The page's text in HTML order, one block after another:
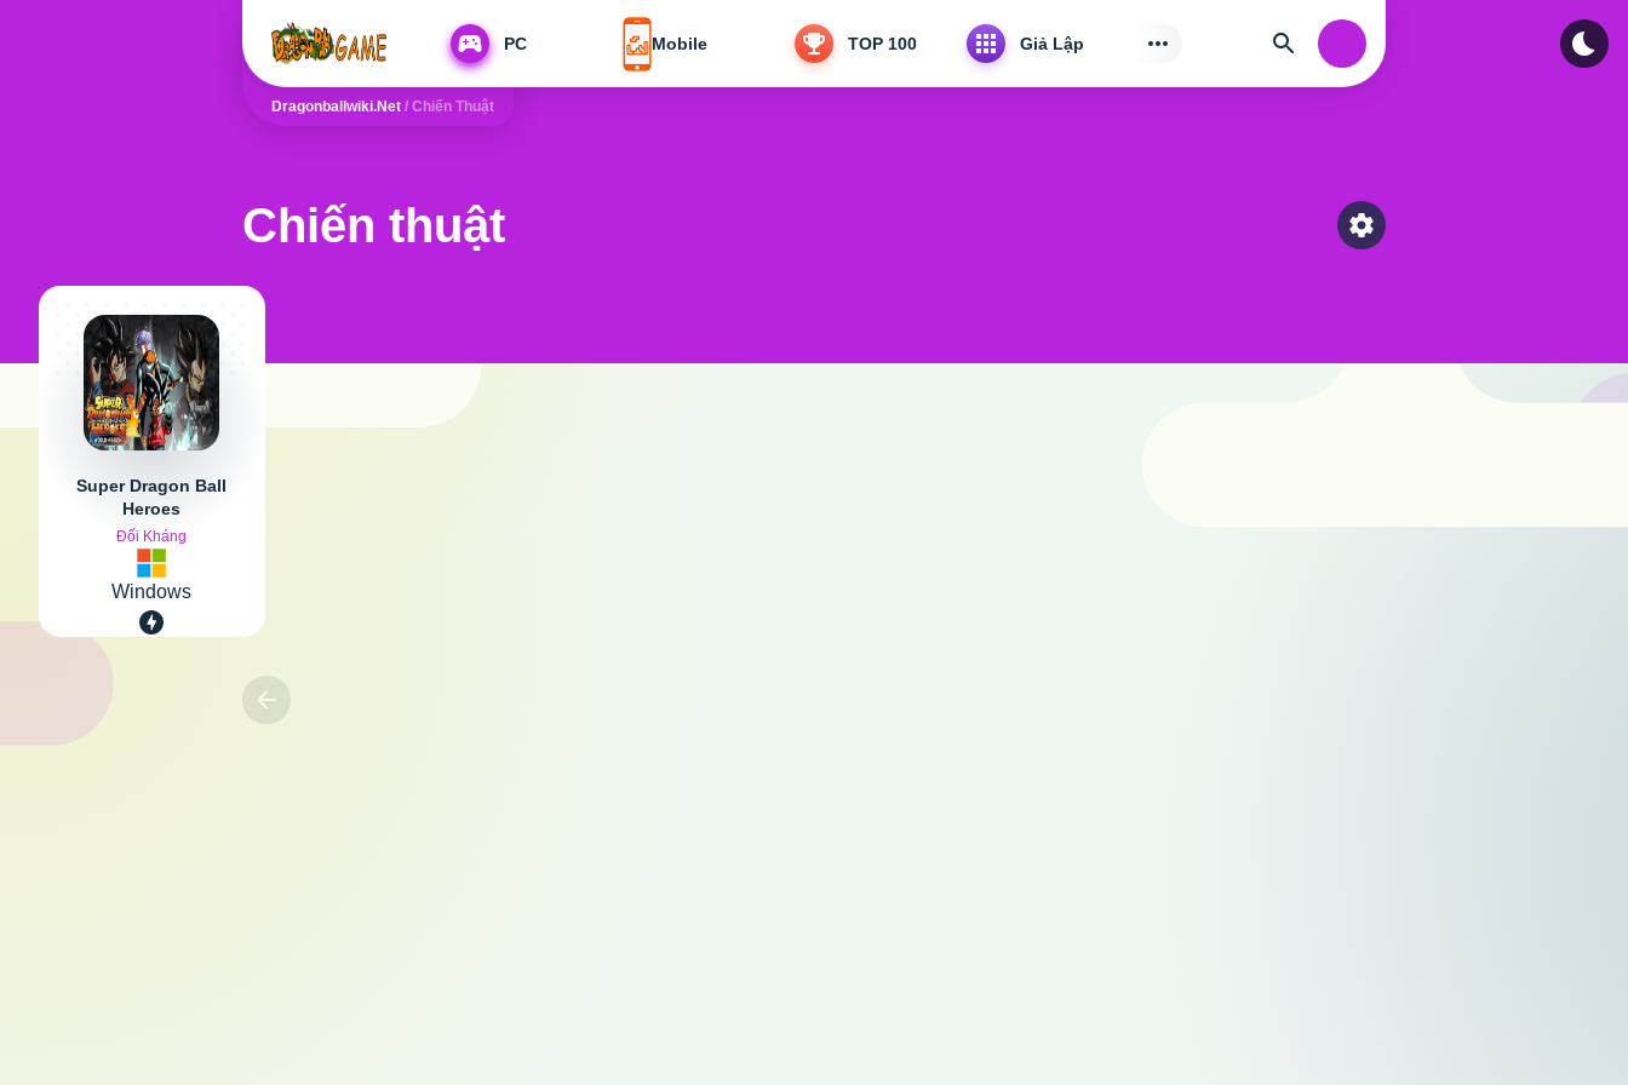
PC Mobile TOP 100 Giả Lập Authorization
Tìm
Dragonballwiki.net / Chiến Thuật
Chiến thuật
Select a category
Super Dragon Ball
Heroes
Đối Kháng
Windows